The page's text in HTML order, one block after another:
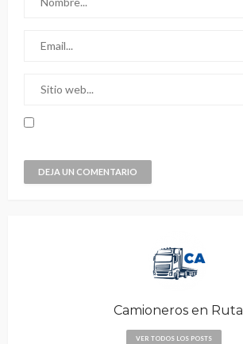
Camioneros en Ruta
VER TODOS LOS POSTS